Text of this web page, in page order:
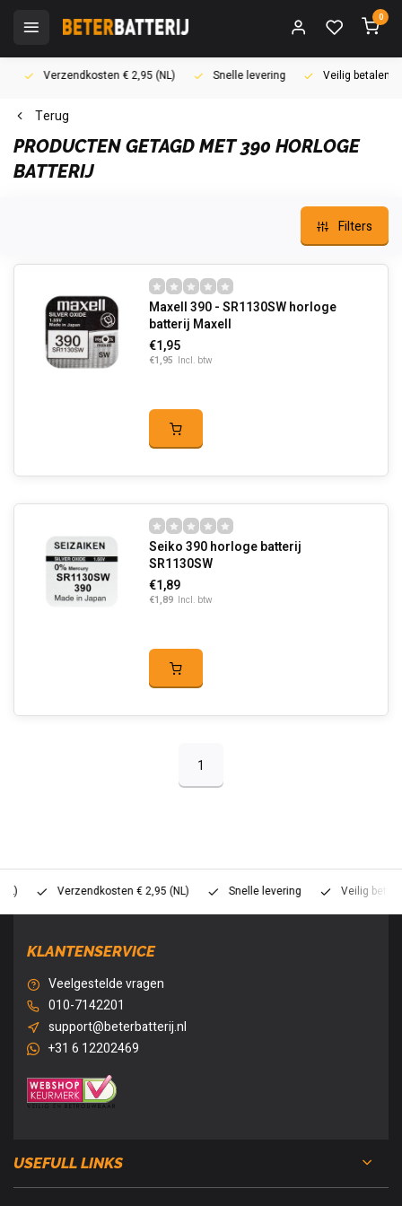
0
Verzendkosten € 2,95 (NL) Snelle levering Veilig betalen
Terug
PRODUCTEN GETAGD MET 390 HORLOGE
BATTERIJ
Filters
Maxell 390 - SR1130SW horloge
batterij Maxell
€1,95
€1,95 Incl. btw
Seiko 390 horloge batterij
SR1130SW
€1,89
€1,89 Incl. btw
1
Verzendkosten € 2,95 (NL) Snelle levering Veilig betalen
KLANTENSERVICE
Veelgestelde vragen
010-7142201
support@beterbatterij.nl
+31 6 12202469
USEFULL LINKS